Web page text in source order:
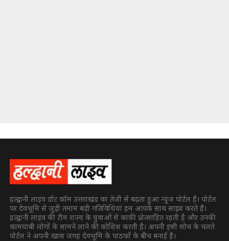
हल्द्वानी लाइव डॉट कॉम उत्तराखंड का तेजी से बढ़ता हुआ न्यूज पोर्टल है। पोर्टल
पर देवभूमि से जुड़ी तमाम बड़ी गतिविधियां हम आपके साथ साझा करते हैं।
हल्द्वानी लाइव की टीम राज्य के युवाओं से काफी प्रोत्साहित रहती है और उनकी
कामयाबी लोगों के सामने लाने की कोशिश करती है। अपनी इसी सोच के चलते
पोर्टल ने अपनी खास जगह देवभूमि के पाठकों के बीच बनाई है।